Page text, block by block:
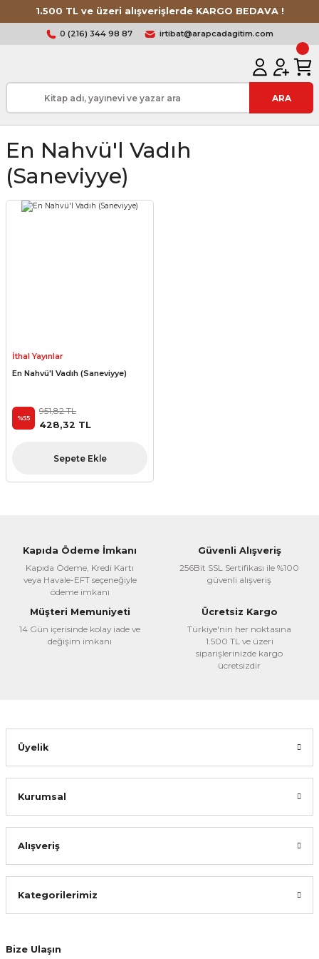
1.500 TL ve üzeri alışverişlerde KARGO BEDAVA !
0 (216) 344 98 87 irtibat@arapcadagitim.com
ARA
En Nahvü'l Vadıh
(saneviyye)
İthal Yayınlar
En Nahvü'l Vadıh (Saneviyye)
%55
951,82 TL
428,32 TL
Sepete Ekle
Kapıda Ödeme İmkanı
Kapıda Ödeme, Kredi Kartı
veya Havale-EFT seçeneğiyle
ödeme imkanı
Güvenli Alışveriş
256Bit SSL Sertifikası ile %100
güvenli alışveriş
Müşteri Memuniyeti
14 Gün içerisinde kolay iade ve
değişim imkanı
Ücretsiz Kargo
Türkiye'nin her noktasına
1.500 TL ve üzeri
siparişlerinizde kargo
ücretsizdir
Bize Ulaşın
Üyelik
Kurumsal
Alışveriş
Kategorilerimiz